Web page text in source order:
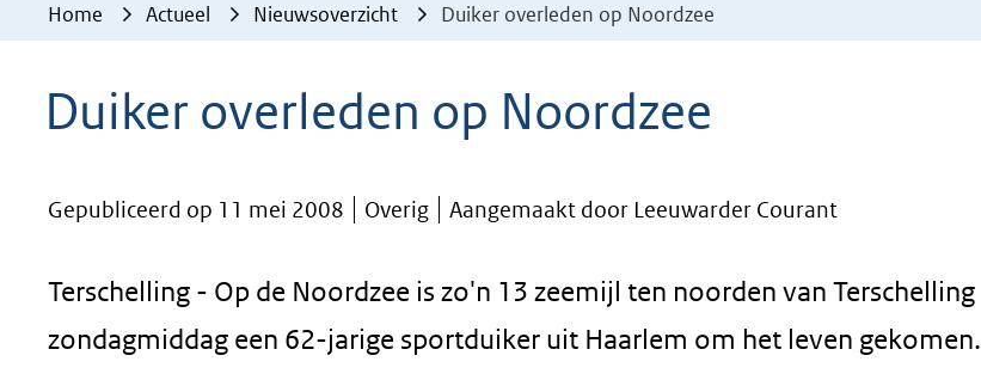
website
worden
Home Actueel Nieuwsoverzicht Duiker overleden op Noordzee
Duiker overleden op Noordzee
Gepubliceerd op 11 mei 2008 Overig Aangemaakt door Leeuwarder Courant
Terschelling - Op de Noordzee is zo'n 13 zeemijl ten noorden van Terschelling
zondagmiddag een 62-jarige sportduiker uit Haarlem om het leven gekomen.